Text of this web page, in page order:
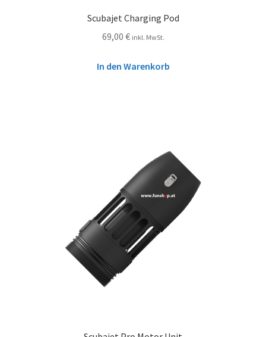
Scubajet Charging Pod
69,00 € inkl. MwSt.
In den Warenkorb